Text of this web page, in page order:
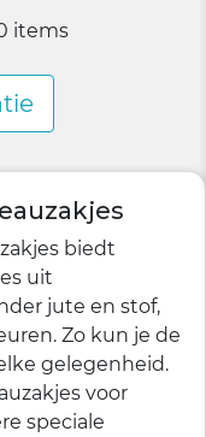
items
biedt
uit
jute en stof,
Zo kun je de
gelegenheid.
voor
speciale